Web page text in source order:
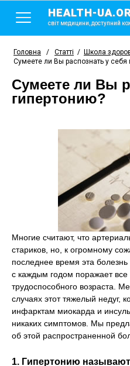
HEALTH-
світ медицини, доступний
Головна / Статті / Школа
Сумеете ли Вы распознать у себя
Сумеете ли Вы
гипертонию?
Многие считают, что
стариков, но, к огромному
последнее время эта
с каждым годом поражает
трудоспособного возраста.
случаях этот тяжелый недуг,
инфарктам миокарда и
никаких симптомов. Мы
об этой распространенной
1. Гипертонию